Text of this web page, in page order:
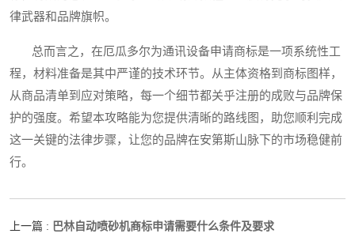
律武器和品牌旗帜。
总而言之，在厄瓜多尔为通讯设备申请商标是一项系统性工
程，材料准备是其中严谨的技术环节。从主体资格到商标图样，
从商品清单到应对策略，每一个细节都关乎注册的成败与品牌保
护的强度。希望本攻略能为您提供清晰的路线图，助您顺利完成
这一关键的法律步骤，让您的品牌在安第斯山脉下的市场稳健前
行。
上一篇 : 巴林自动喷砂机商标申请需要什么条件及要求